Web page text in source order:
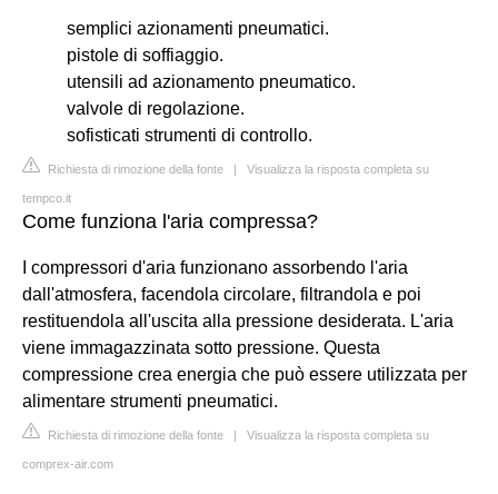
semplici azionamenti pneumatici.
pistole di soffiaggio.
utensili ad azionamento pneumatico.
valvole di regolazione.
sofisticati strumenti di controllo.
Richiesta di rimozione della fonte | Visualizza la risposta completa su
tempco.it
Come funziona l'aria compressa?
I compressori d'aria funzionano assorbendo l'aria
dall'atmosfera, facendola circolare, filtrandola e poi
restituendola all'uscita alla pressione desiderata. L'aria
viene immagazzinata sotto pressione. Questa
compressione crea energia che può essere utilizzata per
alimentare strumenti pneumatici.
Richiesta di rimozione della fonte | Visualizza la risposta completa su
comprex-air.com